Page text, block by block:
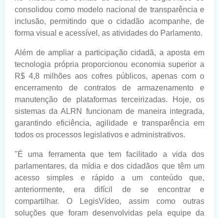
consolidou como modelo nacional de transparência e
inclusão, permitindo que o cidadão acompanhe, de
forma visual e acessível, as atividades do Parlamento.
Além de ampliar a participação cidadã, a aposta em
tecnologia própria proporcionou economia superior a
R$ 4,8 milhões aos cofres públicos, apenas com o
encerramento de contratos de armazenamento e
manutenção de plataformas terceirizadas. Hoje, os
sistemas da ALRN funcionam de maneira integrada,
garantindo eficiência, agilidade e transparência em
todos os processos legislativos e administrativos.
"É uma ferramenta que tem facilitado a vida dos
parlamentares, da mídia e dos cidadãos que têm um
acesso simples e rápido a um conteúdo que,
anteriormente, era difícil de se encontrar e
compartilhar. O LegisVídeo, assim como outras
soluções que foram desenvolvidas pela equipe da